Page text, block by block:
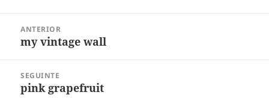
ANTERIOR
Post
my vintage wall
SEGUINTE
Próximo
pink grapefruit